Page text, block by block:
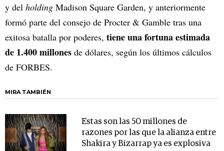
y del holding Madison Square Garden, y anteriormente
formó parte del consejo de Procter & Gamble tras una
exitosa batalla por poderes, tiene una fortuna estimada
de 1.400 millones de dólares, según los últimos cálculos
de FORBES.
MIRA TAMBIÉN
Estas son las 50 millones de
razones por las que la alianza entre
Shakira y Bizarrap ya es explosiva